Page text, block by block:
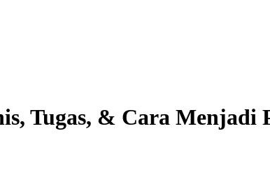
Tugas, & Cara Menjadi